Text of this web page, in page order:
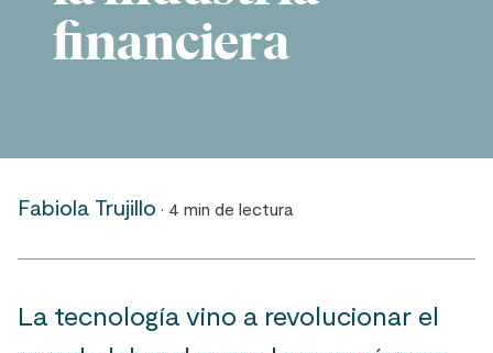
financiera
Fabiola Trujillo · 4 min de lectura
La tecnología vino a revolucionar el